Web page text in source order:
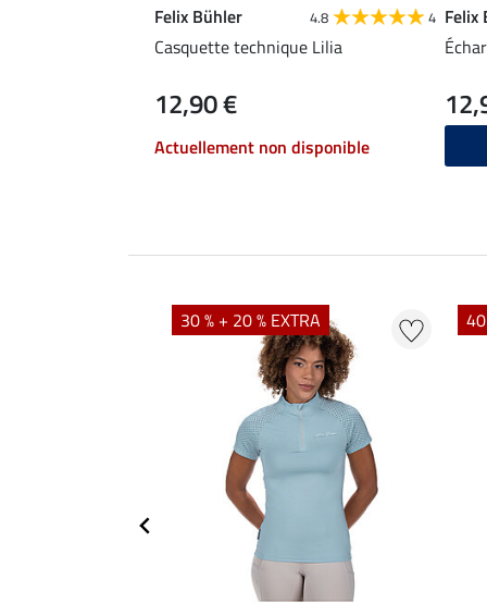
Felix Bühler 4.8 4
Casquette technique Lilia
12,90 €
Actuellement non disponible
Felix
30 % + 20 % EXTRA